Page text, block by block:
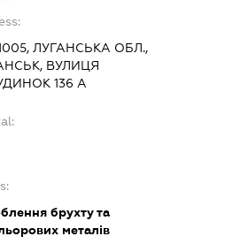
ЛУГАНСЬКА ОБЛ.,
ВУЛИЦЯ
136 А
брухту та
металів